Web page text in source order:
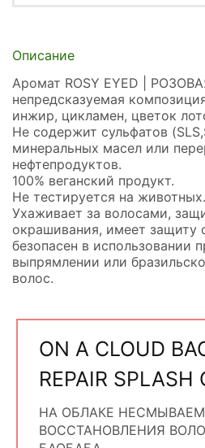
Описание
Аромат ROSY EYED |
непредсказуемая
инжир, цикламен, цветок
Не содержит сульфатов
минеральных масел или
нефтепродуктов.
100% веганский продукт.
Не тестируется на животных.
Ухаживает за волосами,
окрашивания, имеет защиту
безопасен в использовании
выпрямлении или
волос.
ON A CLOUD
REPAIR SPLASH
НА ОБЛАКЕ
ВОССТАНОВЛЕНИЯ